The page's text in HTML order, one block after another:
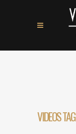
VIDEOS TAG